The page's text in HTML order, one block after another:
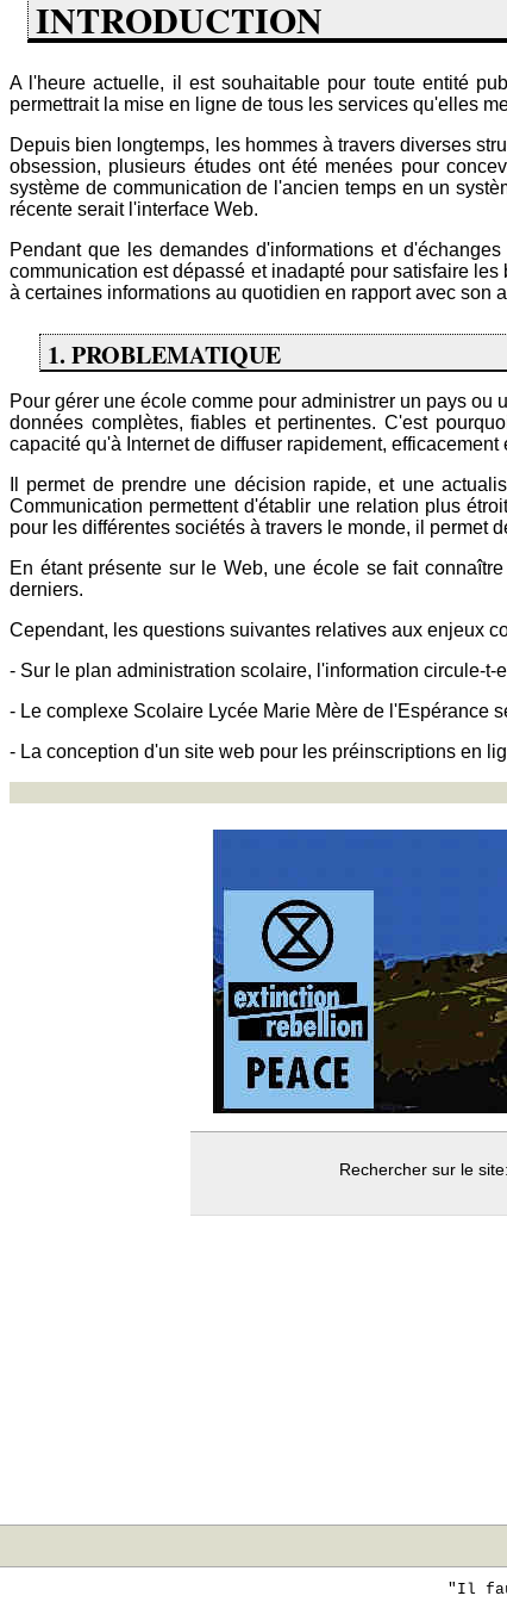
INTRODUCTION
A l'heure actuelle, il est souhaitable pour toute entité
permettrait la mise en ligne de tous les services qu'elles
Depuis bien longtemps, les hommes à travers diverses
obsession, plusieurs études ont été menées pour
système de communication de l'ancien temps en un
récente serait l'interface Web.
Pendant que les demandes d'informations et
communication est dépassé et inadapté pour satisfaire
à certaines informations au quotidien en rapport avec son
1. PROBLEMATIQUE
Pour gérer une école comme pour administrer un pays
données complètes, fiables et pertinentes. C'est
capacité qu'à Internet de diffuser rapidement,
Il permet de prendre une décision rapide, et une
Communication permettent d'établir une relation plus
pour les différentes sociétés à travers le monde, il permet
En étant présente sur le Web, une école se fait
derniers.
Cependant, les questions suivantes relatives aux enjeux
- Sur le plan administration scolaire, l'information circule-
- Le complexe Scolaire Lycée Marie Mère de l'Espérance
- La conception d'un site web pour les préinscriptions en
Rechercher sur le site:
"Il